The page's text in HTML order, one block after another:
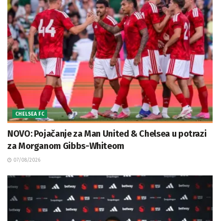
CHELSEA FC
NOVO: Pojačanje za Man United & Chelsea u potrazi
za Morganom Gibbs-Whiteom
07/08/2026